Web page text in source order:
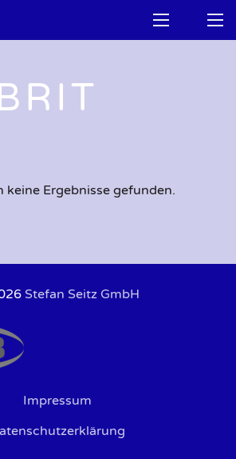
keine Ergebnisse gefunden.
Stefan Seitz GmbH
Impressum